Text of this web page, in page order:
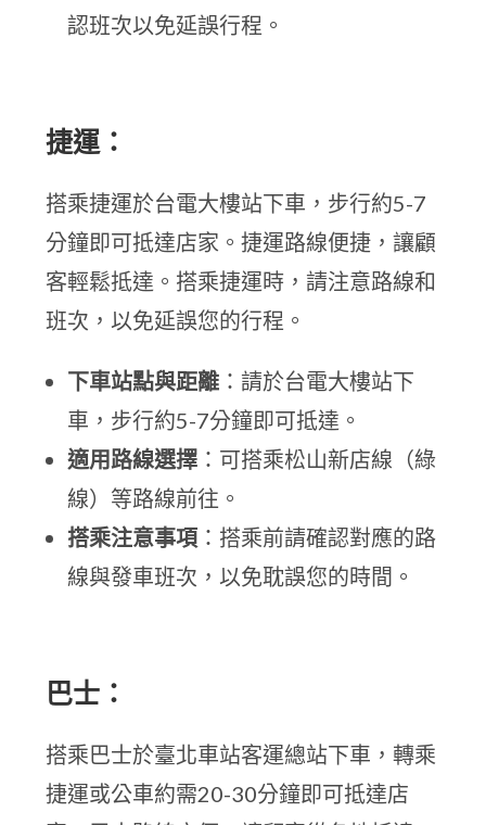
認班次以免延誤行程。
捷運：
搭乘捷運於台電大樓站下車，步行約5-7
分鐘即可抵達店家。捷運路線便捷，讓顧
客輕鬆抵達。搭乘捷運時，請注意路線和
班次，以免延誤您的行程。
下車站點與距離 ：請於台電大樓站下
車，步行約5-7分鐘即可抵達。
適用路線選擇 ：可搭乘松山新店線（綠
線）等路線前往。
搭乘注意事項 ：搭乘前請確認對應的路
線與發車班次，以免耽誤您的時間。
巴士：
搭乘巴士於臺北車站客運總站下車，轉乘
捷運或公車約需20-30分鐘即可抵達店